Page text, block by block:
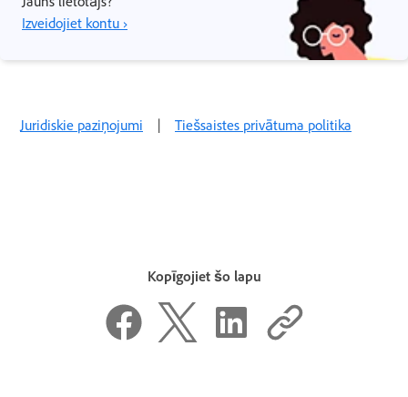
Izveidojiet kontu ›
Juridiskie paziņojumi | Tiešsaistes privātuma politika
Kopīgojiet šo lapu